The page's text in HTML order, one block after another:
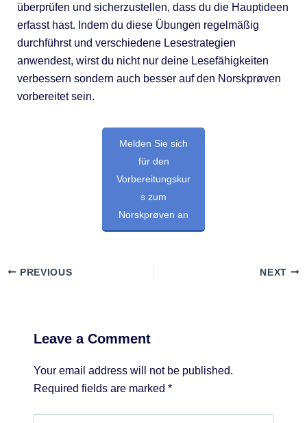
überprüfen und sicherzustellen, dass du die Hauptideen
erfasst hast. Indem du diese Übungen regelmäßig
durchführst und verschiedene Lesestrategien
anwendest, wirst du nicht nur deine Lesefähigkeiten
verbessern sondern auch besser auf den Norskprøven
vorbereitet sein.
Melden Sie sich
für den
Vorbereitungskur
s zum
Norskprøven an
PREVIOUS NEXT
Leave a Comment
Your email address will not be published.
Required fields are marked *